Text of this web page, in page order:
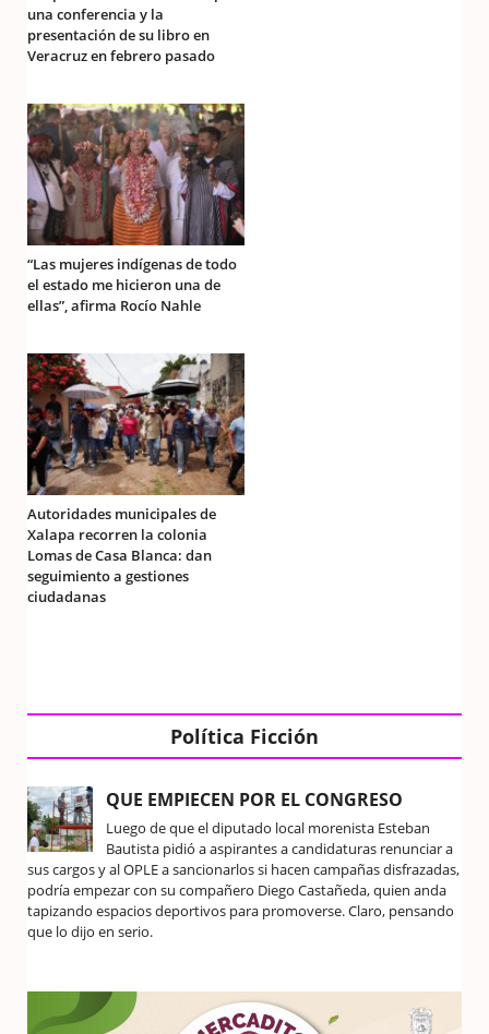
una conferencia y la
presentación de su libro en
Veracruz en febrero pasado
“Las mujeres indígenas de todo
el estado me hicieron una de
ellas”, afirma Rocío Nahle
Autoridades municipales de
Xalapa recorren la colonia
Lomas de Casa Blanca: dan
seguimiento a gestiones
ciudadanas
Política Ficción
QUE EMPIECEN POR EL CONGRESO
Luego de que el diputado local morenista Esteban
Bautista pidió a aspirantes a candidaturas renunciar a
sus cargos y al OPLE a sancionarlos si hacen campañas disfrazadas,
podría empezar con su compañero Diego Castañeda, quien anda
tapizando espacios deportivos para promoverse. Claro, pensando
que lo dijo en serio.